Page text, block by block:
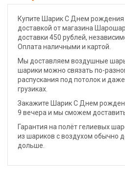
Купите Шарик С Днем
доставкой от магазина
доставки 450 рублей,
Оплата наличными и картой.
Мы доставляем воздушные
шарики можно связать по-
распускания под потолок и
грузиках.
Закажите Шарик С Днем
9 вечера и мы сможем
Гарантия на полёт гелиевых
из шариков с воздухом обычно
дольше.